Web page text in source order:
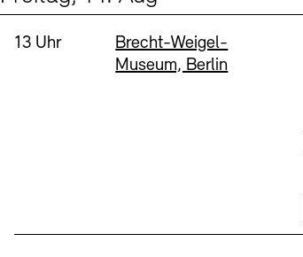
Uhrzeit:
13 Uhr Standort
Brecht-Weigel-
Museum, Berlin